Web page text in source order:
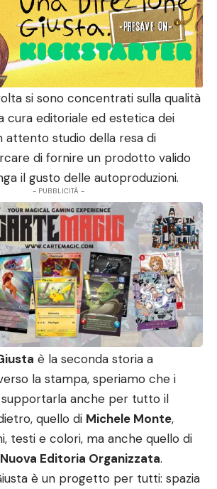
si sono concentrati sulla qualità
cura editoriale ed estetica dei
attento studio della resa di
di fornire un prodotto valido
il gusto delle autoproduzioni.
- PUBBLICITÀ -
è la seconda storia a
la stampa, speriamo che i
anche per tutto il
quello di Michele Monte,
testi e colori, ma anche quello di
Nuova Editoria Organizzata.
è un progetto per tutti: spazia